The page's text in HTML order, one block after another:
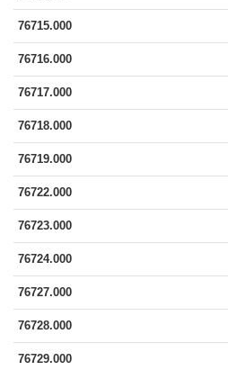
76715.000
76716.000
76717.000
76718.000
76719.000
76722.000
76723.000
76724.000
76727.000
76728.000
76729.000